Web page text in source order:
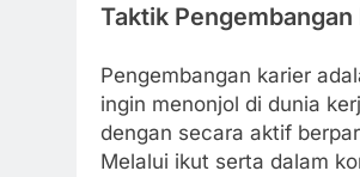
Taktik
Pengembangan karier
ingin menonjol di dunia
dengan secara aktif
Melalui ikut serta dalam